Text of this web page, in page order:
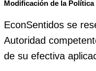
Modificación de la
EconSentidos se
Autoridad
de su efectiva